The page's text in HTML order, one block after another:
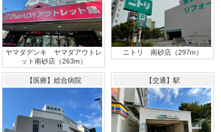
ヤマダデンキ ヤマダアウトレ
ット南砂店（263m）
ニトリ 南砂店（297m）
【医療】総合病院 【交通】駅